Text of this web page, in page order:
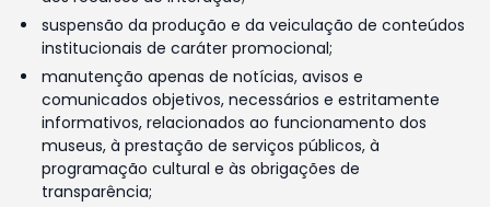
suspensão da produção e da veiculação de conteúdos
institucionais de caráter promocional;
manutenção apenas de notícias, avisos e
comunicados objetivos, necessários e estritamente
informativos, relacionados ao funcionamento dos
museus, à prestação de serviços públicos, à
programação cultural e às obrigações de
transparência;